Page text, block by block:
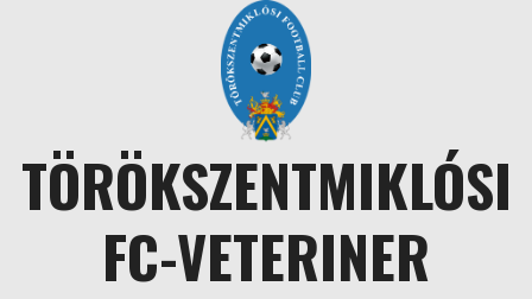
TÖRÖKSZENTMIKLÓSI
FC-VETERINER